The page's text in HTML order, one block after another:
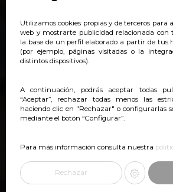
Utilizamos cookies propias y de terceros para
web y mostrarte publicidad relacionada con
la base de un perfil elaborado a partir de tus
(por ejemplo, páginas visitadas o la
distintos dispositivos).
A continuación, podrás aceptar todas
“Aceptar”, rechazar todas menos las
haciendo clic en "Rechazar" o configurarlas
mediante el botón “Configurar”.
Para más información consulta nuestra
Rechazar
+34 938 140 718
pedidos@yoveonline.com